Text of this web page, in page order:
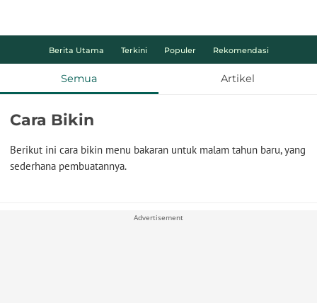
Berita Utama Terkini Populer Rekomendasi
Semua Artikel
Cara Bikin
Berikut ini cara bikin menu bakaran untuk malam tahun baru, yang
sederhana pembuatannya.
Advertisement